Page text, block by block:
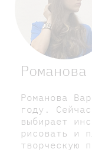
Романова
году.
выбирает
рисовать и
творческую